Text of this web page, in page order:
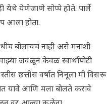
येथे येणेजाणे सोप्पे होते. पार्ले
आला होता.
बोलायचं नाही असे मनाशी
जवळून केवळ स्वार्थापोटी
छत्तीस वर्षात निनूला मी विसरू
यावे आणि मला बोलते करावे